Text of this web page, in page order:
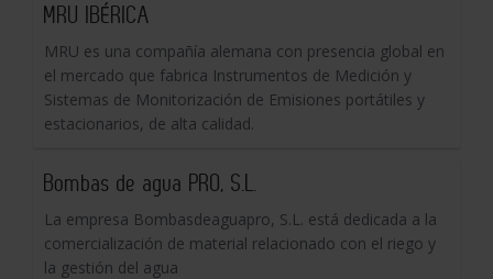
MRU IBÉRICA
MRU es una compañía alemana con presencia global en
el mercado que fabrica Instrumentos de Medición y
Sistemas de Monitorización de Emisiones portátiles y
estacionarios, de alta calidad.
Bombas de agua PRO, S.L.
La empresa Bombasdeaguapro, S.L. está dedicada a la
comercialización de material relacionado con el riego y
la gestión del agua